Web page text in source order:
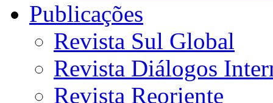
Publicações
Revista Sul Global
Revista Diálogos
Revista Reoriente